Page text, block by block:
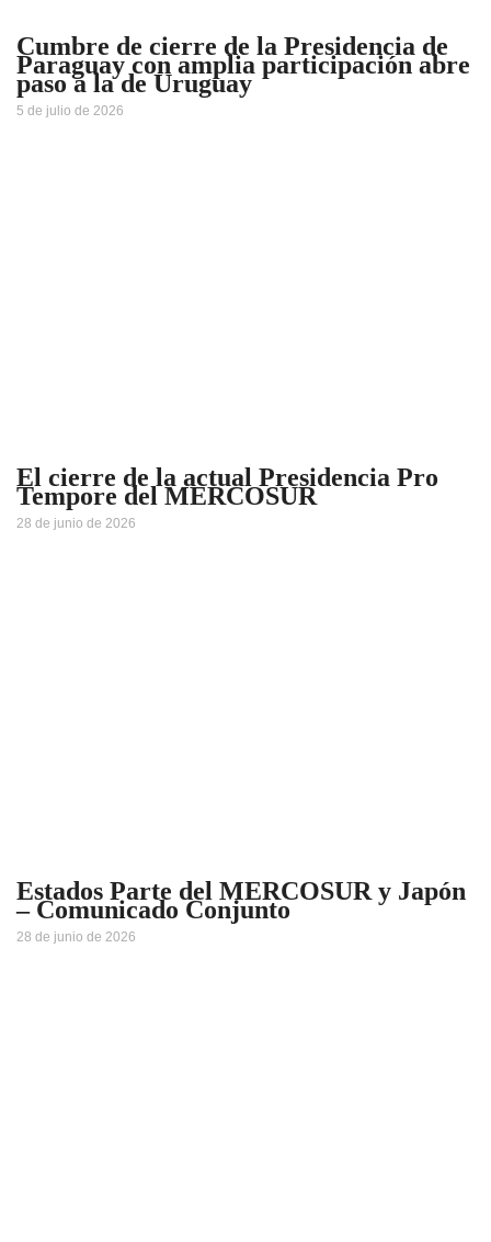
Cumbre de cierre de la Presidencia de
Paraguay con amplia participación abre
paso a la de Uruguay
5 de julio de 2026
El cierre de la actual Presidencia Pro
Tempore del MERCOSUR
28 de junio de 2026
Estados Parte del MERCOSUR y Japón
– Comunicado Conjunto
28 de junio de 2026